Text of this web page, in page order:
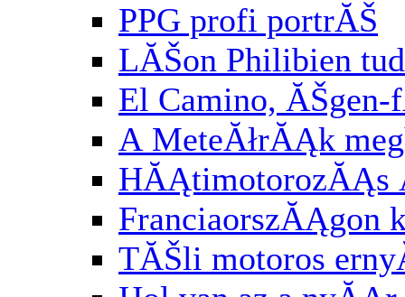
PPG profi portrĂŠ
LĂŠon Philibien
El Camino, ĂŠgen-
A MeteĂłrĂĄk
HĂĄtimotorozĂĄs
FranciaorszĂĄgon
TĂŠli motoros